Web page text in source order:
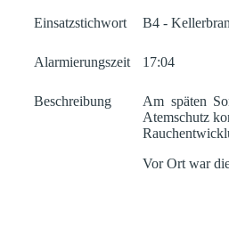
Einsatzstichwort B4 -
Alarmierungszeit 17:04
Beschreibung
Am späten
Atemschutz
Vor Ort war